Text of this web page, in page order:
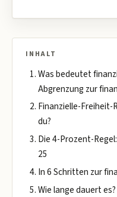
INHALT
Was bedeutet
Abgrenzung zur
Finanzielle-Freiheit-
du?
Die 4-Prozent-
25
In 6 Schritten zur
Wie lange dauert